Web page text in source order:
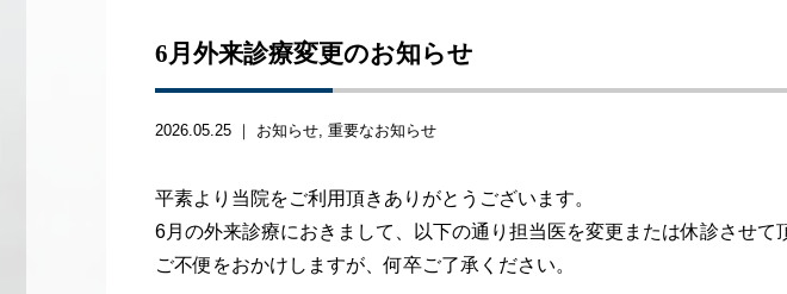
6月外来診療変更のお知らせ
2026.05.25 ｜ お知らせ 重要なお知らせ
平素より当院をご利用頂きありがとうございます。
6月の外来診療におきまして、以下の通り担当医を変更または休診させて
ご不便をおかけしますが、何卒ご了承ください。